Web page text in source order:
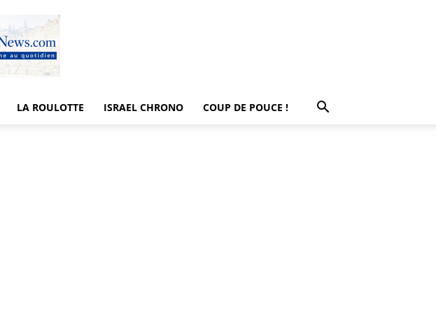
LA ROULOTTE ISRAEL CHRONO COUP DE POUCE !